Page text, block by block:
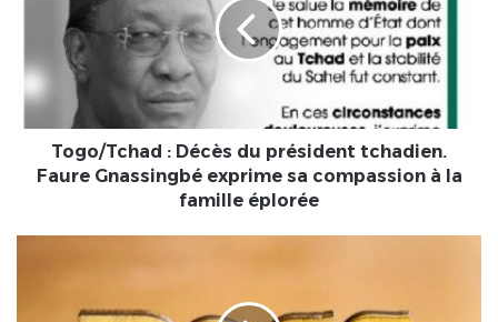
président
tchadien.
Faure
Gnassingbé
exprime
compassion
Togo/Tchad : Décès du président tchadien.
Faure Gnassingbé exprime sa compassion à la
famille éplorée